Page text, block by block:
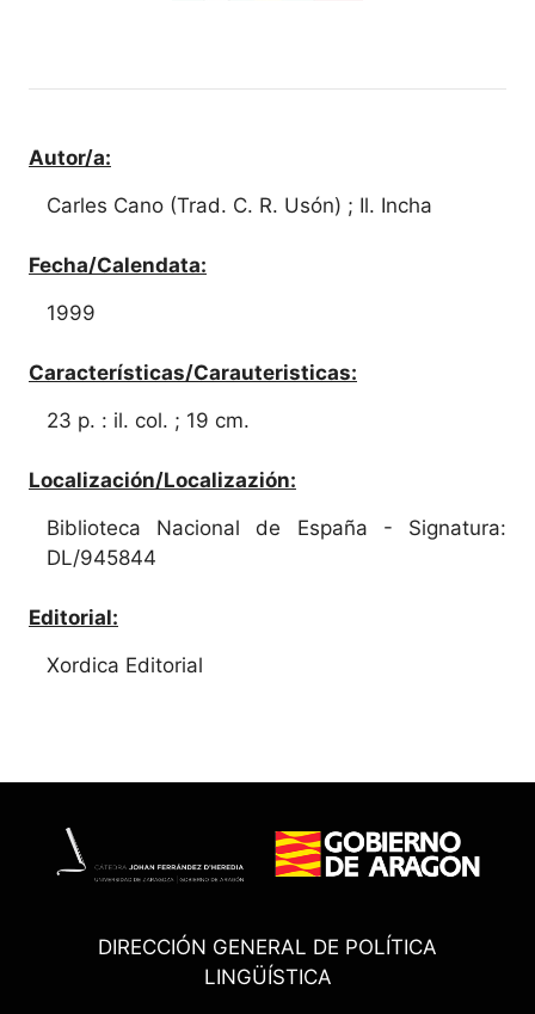
Autor/a:
Carles Cano (Trad. C. R. Usón) ; Il. Incha
Fecha/Calendata:
1999
Características/Carauteristicas:
23 p. : il. col. ; 19 cm.
Localización/Localizazión:
Biblioteca Nacional de España - Signatura:
DL/945844
Editorial:
Xordica Editorial
DIRECCIÓN GENERAL DE POLÍTICA
LINGÜÍSTICA